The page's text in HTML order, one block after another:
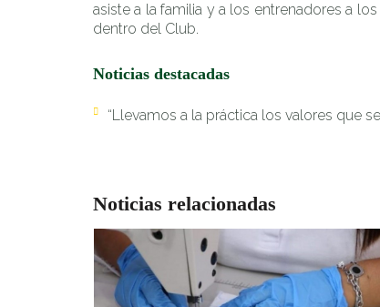
asiste a la familia y a los entrenadores a
dentro del Club.
Noticias destacadas
“Llevamos a la práctica los valores que
Noticias relacionadas